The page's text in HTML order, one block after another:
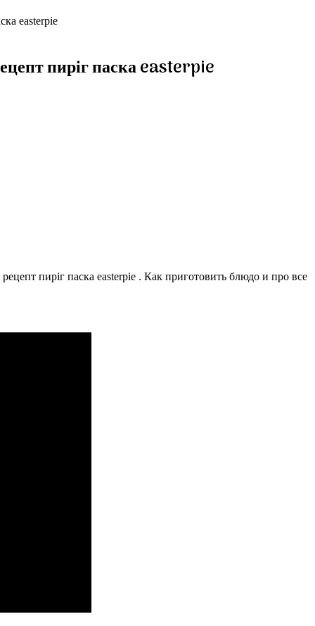
easterpie
пиріг паска easterpie
пиріг паска easterpie . Как приготовить блюдо и про все